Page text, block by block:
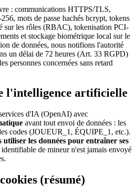
: communications HTTPS/TLS,
mots de passe hachés bcrypt, tokens
sur les rôles (RBAC), tokenisation PCI-
et stockage biométrique local sur le
de données, nous notifions l'autorité
un délai de 72 heures (Art. 33 RGPD)
personnes concernées sans retard
l'intelligence artificielle
d'IA (OpenAI) avec
avant tout envoi de données : les
codes (JOUEUR_1, ÉQUIPE_1, etc.).
utiliser les données pour entraîner ses
de mineur n'est jamais envoyé
(résumé)